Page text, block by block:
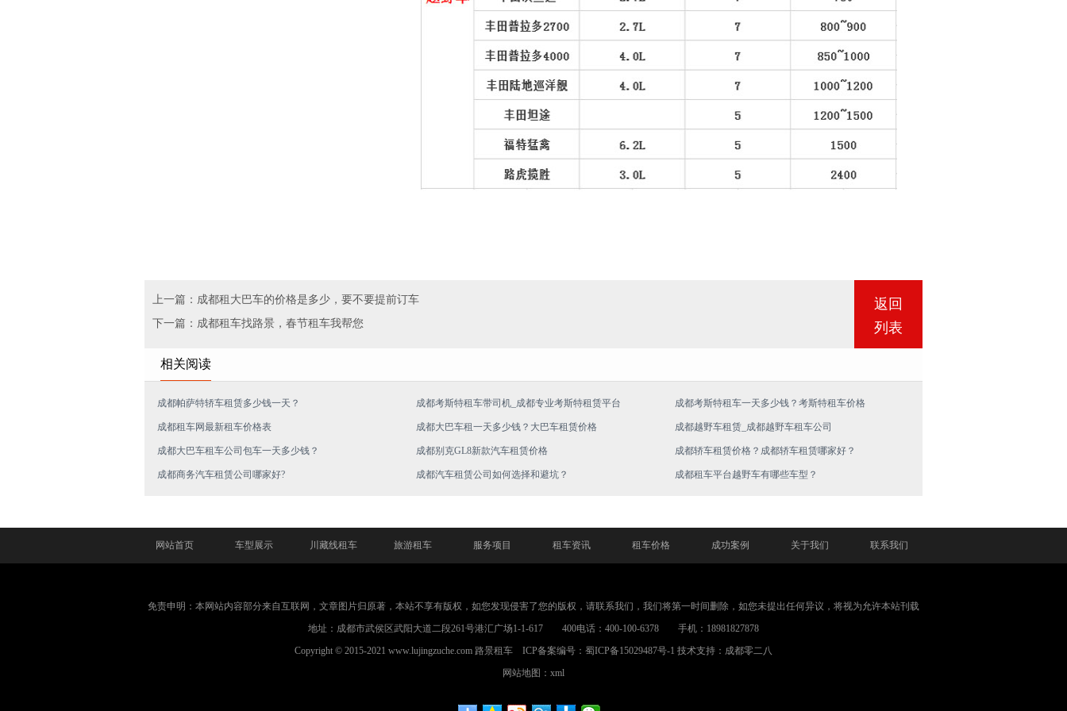
上一篇：成都租大巴车的价格是多少，要不要提前订车
下一篇：成都租车找路景，春节租车我帮您
返回
列表
相关阅读
成都帕萨特轿车租赁多少钱一天？ 成都考斯特租车带司机_成都专业考斯特租赁平台 成都考斯特租车一天多少钱？考斯特租车价格
成都租车网最新租车价格表 成都大巴车租一天多少钱？大巴车租赁价格 成都越野车租赁_成都越野车租车公司
成都大巴车租车公司包车一天多少钱？ 成都别克GL8新款汽车租赁价格 成都轿车租赁价格？成都轿车租赁哪家好？
成都商务汽车租赁公司哪家好? 成都汽车租赁公司如何选择和避坑？ 成都租车平台越野车有哪些车型？
网站首页 车型展示 川藏线租车 旅游租车 服务项目 租车资讯 租车价格 成功案例 关于我们 联系我们
免责申明：本网站内容部分来自互联网，文章图片归原著，本站不享有版权，如您发现侵害了您的版权，请联系我们，我们将第一时间删除，如您未提出任何异议，将视为允许本站刊载
地址：成都市武侯区武阳大道二段261号港汇广场1-1-617 400电话：400-100-6378 手机：18981827878
Copyright © 2015-2021 www.lujingzuche.com 路景租车 ICP备案编号： 蜀ICP备15029487号-1 技术支持：成都零二八
网站地图：xml